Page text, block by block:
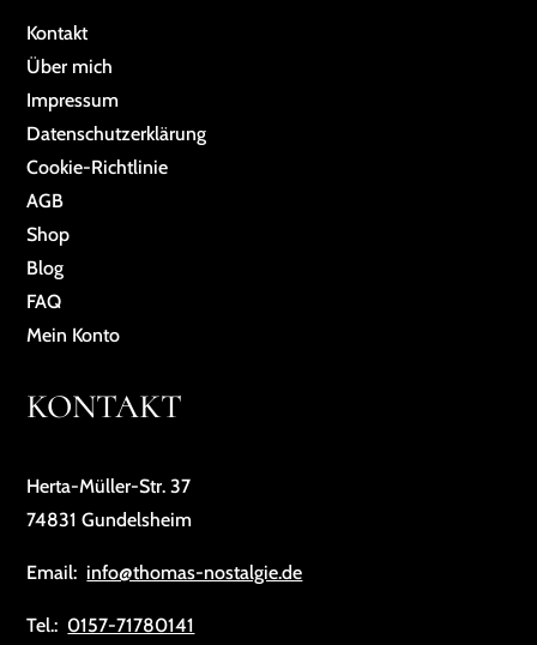
Kontakt
Über mich
Impressum
Da­ten­schutz­er­klä­rung
Cookie-Richtlinie
AGB
Shop
Blog
FAQ
Mein Konto
KONTAKT
Herta-Müller-Str. 37
74831 Gundelsheim
Email: info@thomas-nostalgie.de
Tel.: 0157-71780141